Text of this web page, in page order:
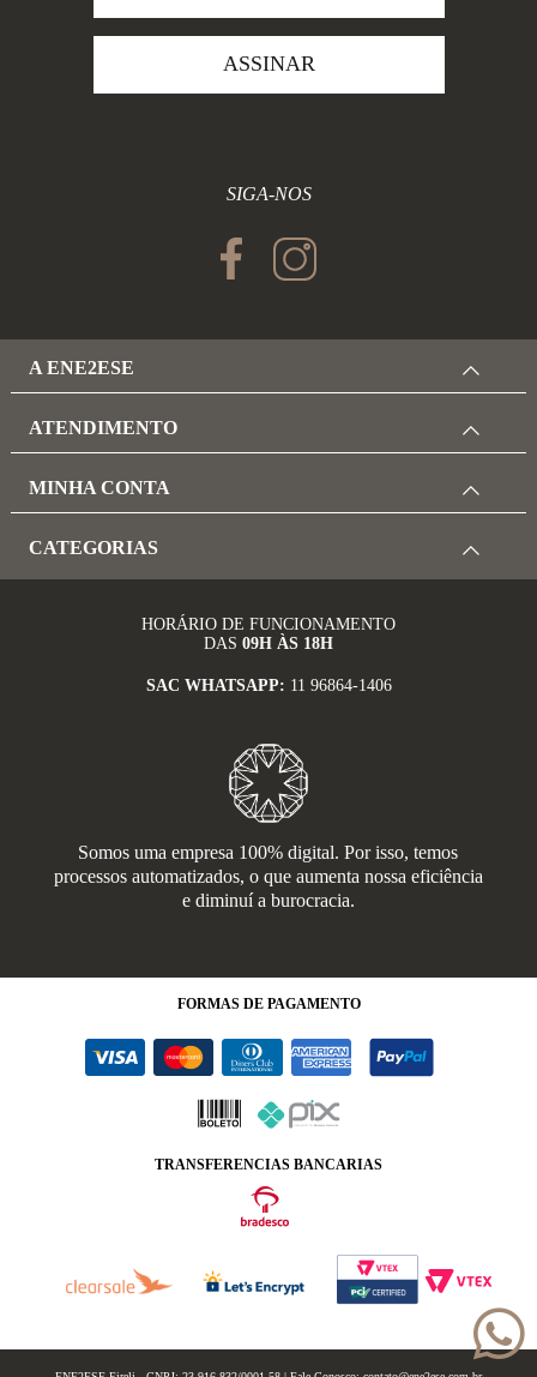
ASSINAR
SIGA-NOS
A ENE2ESE
ATENDIMENTO
MINHA CONTA
CATEGORIAS
HORÁRIO DE FUNCIONAMENTO
DAS 09H ÀS 18H
SAC WHATSAPP: 11 96864-1406
Somos uma empresa 100% digital. Por isso, temos
processos automatizados, o que aumenta nossa eficiência
e diminuí a burocracia.
FORMAS DE PAGAMENTO
TRANSFERENCIAS BANCARIAS